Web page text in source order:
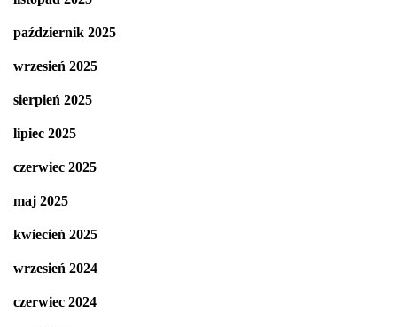
październik 2025
wrzesień 2025
sierpień 2025
lipiec 2025
czerwiec 2025
maj 2025
kwiecień 2025
wrzesień 2024
czerwiec 2024